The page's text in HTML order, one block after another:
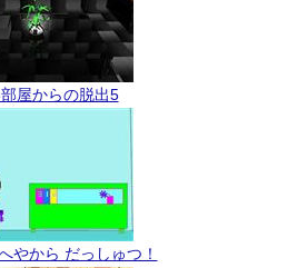
屋からの脱出5
やから だっしゅつ！